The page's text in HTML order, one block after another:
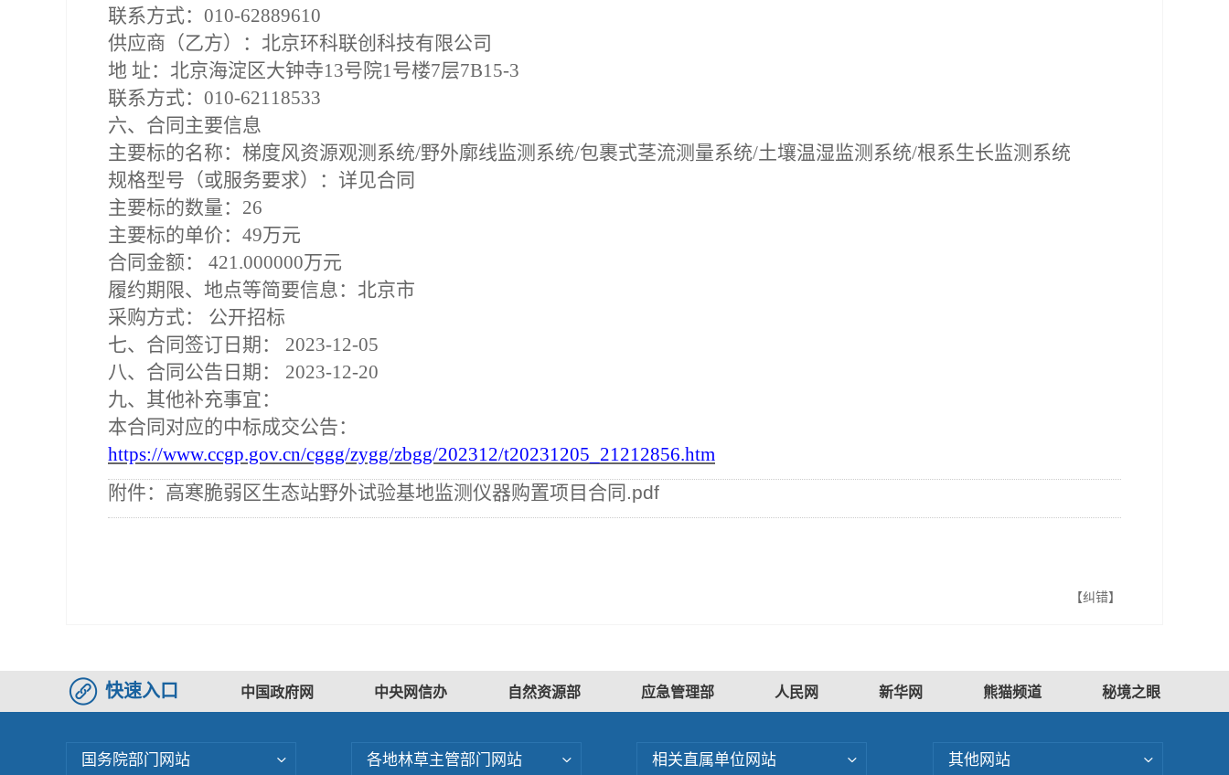
联系方式： 010-62889610
供应商（乙方）：北京环科联创科技有限公司
地 址：北京海淀区大钟寺13号院1号楼7层7B15-3
联系方式： 010-62118533
六、合同主要信息
主要标的名称：梯度风资源观测系统/野外廓线监测系统/包裹式茎流测量系统/土壤温湿监测系统/根系生长监测系统
规格型号（或服务要求）：详见合同
主要标的数量： 26
主要标的单价： 49万元
合同金额：
421.000000万元
履约期限、地点等简要信息：北京市
采购方式：
公开招标
七、合同签订日期：
2023-12-05
八、合同公告日期：
2023-12-20
九、其他补充事宜：
本合同对应的中标成交公告：
https://www.ccgp.gov.cn/cggg/zygg/zbgg/202312/t20231205_21212856.htm
附件： 高寒脆弱区生态站野外试验基地监测仪器购置项目合同.pdf
【纠错】
快速入口 中国政府网 中央网信办 自然资源部 应急管理部 人民网 新华网 熊猫频道 秘境之眼
国务院部门网站 各地林草主管部门网站 相关直属单位网站 其他网站